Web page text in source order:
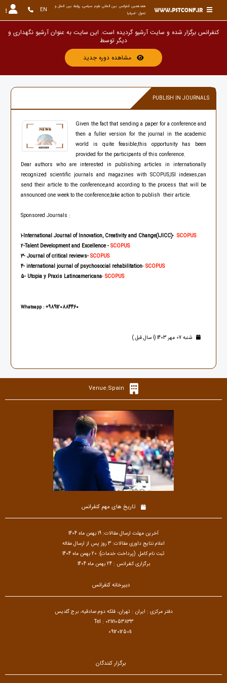
تحول - اسپانیا
EN
کنفرانس برگزار شده و سایت آرشیو گردیده است. این سایت به عنوان آرشیو نگهداری و د
مشاهده دوره جدید
PUBLISH IN JOURNALS
Given the fact that sending a paper for a conference and
then a fuller version for the journal in the academic
world is quite feasible,this opportunity has been
provided for the participants of this conference.
Dear authors who are interested in publishing articles in internationally
recognized scientific journals and magazines with SCOPUS,ISI indexes,can
send their article to the conference,and according to the process that will be
announced one week to the conference,take action to publish their article.
Sponsored Journals :
1-International Journal of Innovation, Creativity and Change(IJICC)- SCOPUS
2-Talent Development and Excellence - SCOPUS
3- Journal of critical reviews- SCOPUS
4- international journal of psychosocial rehabilitation- SCOPUS
5- Utopia y Praxis Latinoamericana- SCOPUS
Whatsapp: +989120884460
شنبه 07 مهر 1403 (1 سال قبل )
Venue:Spain
تاریخ های مهم کنفرانس
آخرین مهلت ارسال مقالات: 19 بهمن ماه 1404
اعلام نتایج داوری مقالات: 3 روز پس از ارسال مقاله
ثبت نام کامل (پرداخت خدمات): 20 بهمن ماه 1404
برگزاری کنفرانس : 24 بهمن ماه 1404
دبیرخانه کنفرانس
دفتر مرکزی : ایران : تهران، فلکه دوم صادقیه، برج گلدیس
Tel : 02171053833
09120125011
برگزار کنندگان